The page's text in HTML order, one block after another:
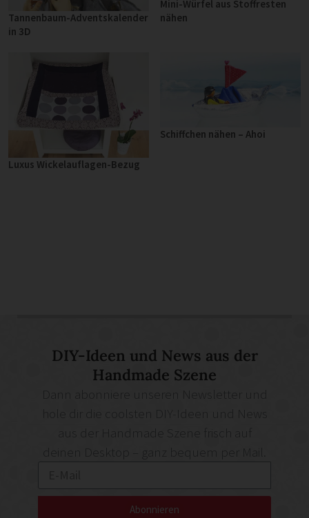
Tannenbaum-Adventskalender
in 3D
Mini-Würfel aus Stoffresten
nähen
Luxus Wickelauflagen-Bezug
Schiffchen nähen – Ahoi
DIY-Ideen und News aus der
Handmade Szene
deinen Desktop – ganz bequem per Mail.
Abonnieren